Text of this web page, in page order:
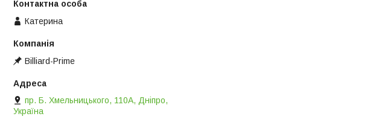
Катерина
Billiard-Prime
пр. Б. Хмельницького, 110А, Дніпро,
Україна